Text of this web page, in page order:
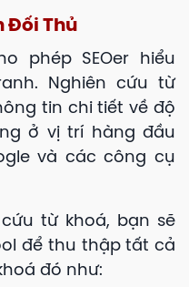
Đối Thủ
phép SEOer hiểu
Nghiên cứu từ
tin chi tiết về độ
ở vị trí hàng đầu
và các công cụ
từ khoá, bạn sẽ
để thu thập tất cả
đó như: